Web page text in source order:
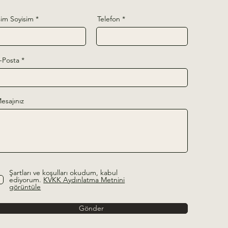
Soyisim Telefon
Posta
Şartları ve koşulları okudum, kabul
ediyorum. KVKK Aydınlatma Metnini
görüntüle
Gönder